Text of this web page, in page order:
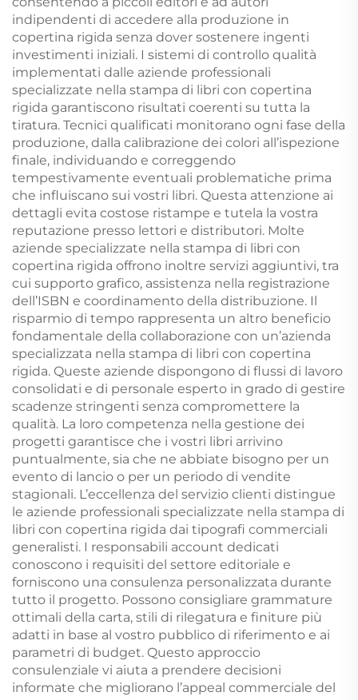
indipendenti di accedere alla produzione in
copertina rigida senza dover sostenere ingenti
investimenti iniziali. I sistemi di controllo qualità
implementati dalle aziende professionali
specializzate nella stampa di libri con copertina
rigida garantiscono risultati coerenti su tutta la
tiratura. Tecnici qualificati monitorano ogni fase della
produzione, dalla calibrazione dei colori all’ispezione
finale, individuando e correggendo
tempestivamente eventuali problematiche prima
che influiscano sui vostri libri. Questa attenzione ai
dettagli evita costose ristampe e tutela la vostra
reputazione presso lettori e distributori. Molte
aziende specializzate nella stampa di libri con
copertina rigida offrono inoltre servizi aggiuntivi, tra
cui supporto grafico, assistenza nella registrazione
dell’ISBN e coordinamento della distribuzione. Il
risparmio di tempo rappresenta un altro beneficio
fondamentale della collaborazione con un’azienda
specializzata nella stampa di libri con copertina
rigida. Queste aziende dispongono di flussi di lavoro
consolidati e di personale esperto in grado di gestire
scadenze stringenti senza compromettere la
qualità. La loro competenza nella gestione dei
progetti garantisce che i vostri libri arrivino
puntualmente, sia che ne abbiate bisogno per un
evento di lancio o per un periodo di vendite
stagionali. L’eccellenza del servizio clienti distingue
le aziende professionali specializzate nella stampa di
libri con copertina rigida dai tipografi commerciali
generalisti. I responsabili account dedicati
conoscono i requisiti del settore editoriale e
forniscono una consulenza personalizzata durante
tutto il progetto. Possono consigliare grammature
ottimali della carta, stili di rilegatura e finiture più
adatti in base al vostro pubblico di riferimento e ai
parametri di budget. Questo approccio
consulenziale vi aiuta a prendere decisioni
informate che migliorano l’appeal commerciale del